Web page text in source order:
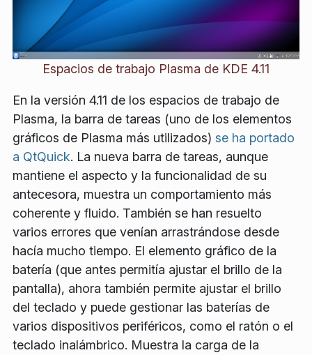
Espacios de trabajo Plasma de KDE 4.11
En la versión 4.11 de los espacios de trabajo de
Plasma, la barra de tareas (uno de los elementos
gráficos de Plasma más utilizados) se ha portado
a QtQuick. La nueva barra de tareas, aunque
mantiene el aspecto y la funcionalidad de su
antecesora, muestra un comportamiento más
coherente y fluido. También se han resuelto
varios errores que venían arrastrándose desde
hacía mucho tiempo. El elemento gráfico de la
batería (que antes permitía ajustar el brillo de la
pantalla), ahora también permite ajustar el brillo
del teclado y puede gestionar las baterías de
varios dispositivos periféricos, como el ratón o el
teclado inalámbrico. Muestra la carga de la